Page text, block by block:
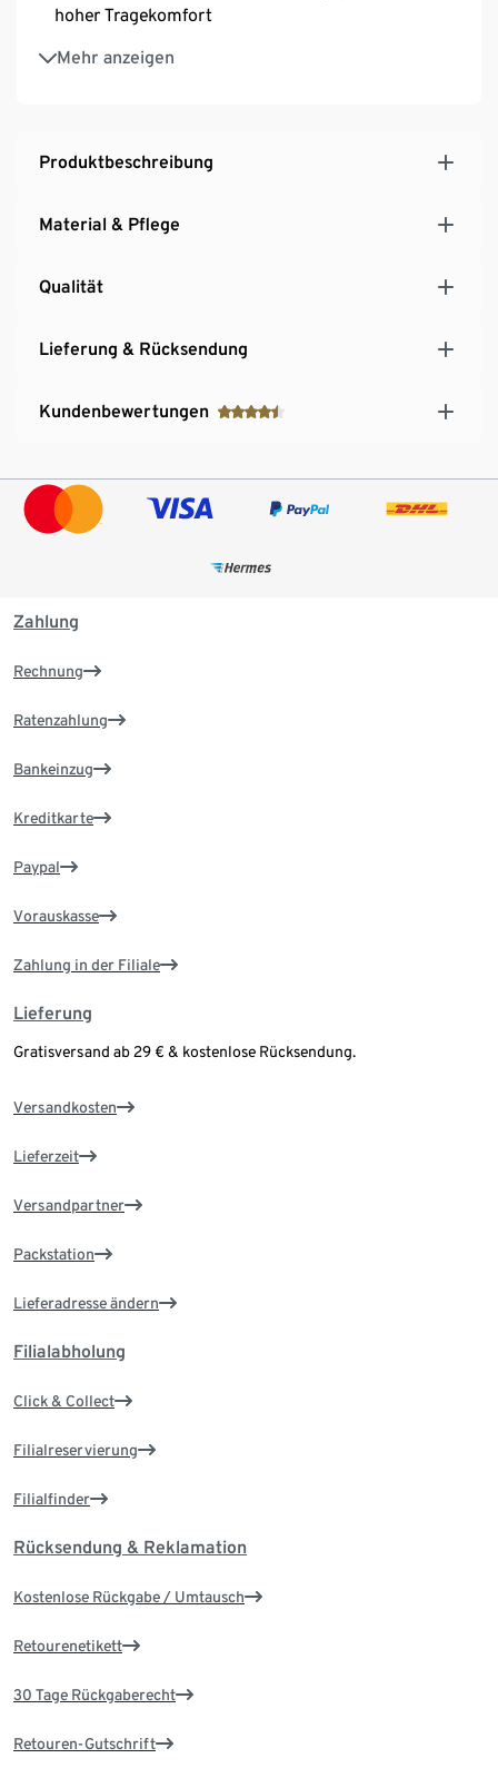
hoher Tragekomfort
Mehr anzeigen
Unisex
Extraflache Zehennaht
Produktbeschreibung
Material & Pflege
Qualität
Lieferung & Rücksendung
Kundenbewertungen
Zahlung
Rechnung
Ratenzahlung
Bankeinzug
Kreditkarte
Paypal
Vorauskasse
Zahlung in der Filiale
Lieferung
Gratisversand ab 29 € & kostenlose Rücksendung.
Versandkosten
Lieferzeit
Versandpartner
Packstation
Lieferadresse ändern
Filialabholung
Click & Collect
Filialreservierung
Filialfinder
Rücksendung & Reklamation
Kostenlose Rückgabe / Umtausch
Retourenetikett
30 Tage Rückgaberecht
Retouren-Gutschrift